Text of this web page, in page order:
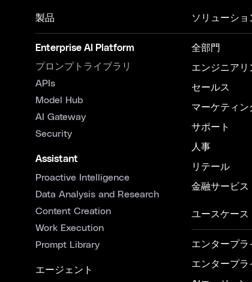
製品
Enterprise AI Platform
プロンプトライブラリ
APIs
Model Hub
AI Gateway
Security
Assistant
Proactive Intelligence
Data Analysis and Research
Content Creation
Work Execution
Prompt Library
エージェント
ソリューショ
全部門
エンジニアリ
セールス
マーケティン
サポート
人事
リテール
金融サービス
ユースケース
エンタープラ
エンタープラ